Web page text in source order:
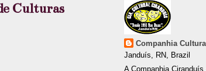
Culturas
Companhia
Janduís, RN, Brazil
A Companhia